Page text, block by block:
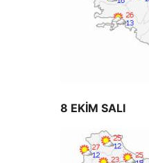
8 EKİM SALI